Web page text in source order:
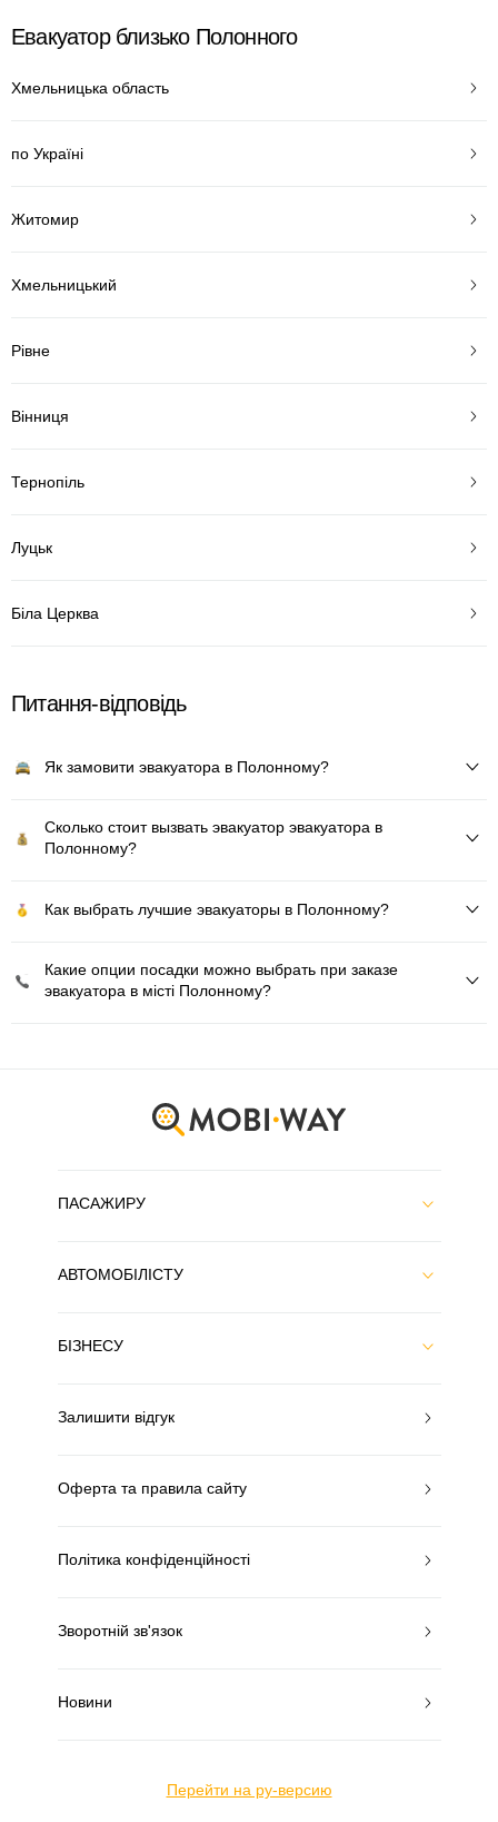
Евакуатор близько Полонного
Хмельницька область
по Україні
Житомир
Хмельницький
Рівне
Вінниця
Тернопіль
Луцьк
Біла Церква
Питання-відповідь
Як замовити эвакуатора в Полонному?
Сколько стоит вызвать эвакуатор эвакуатора в
Полонному?
Как выбрать лучшие эвакуаторы в Полонному?
Какие опции посадки можно выбрать при заказе
эвакуатора в місті Полонному?
ПАСАЖИРУ
АВТОМОБІЛІСТУ
БІЗНЕСУ
Залишити відгук
Оферта та правила сайту
Політика конфіденційності
Зворотній зв'язок
Новини
Перейти на ру-версию